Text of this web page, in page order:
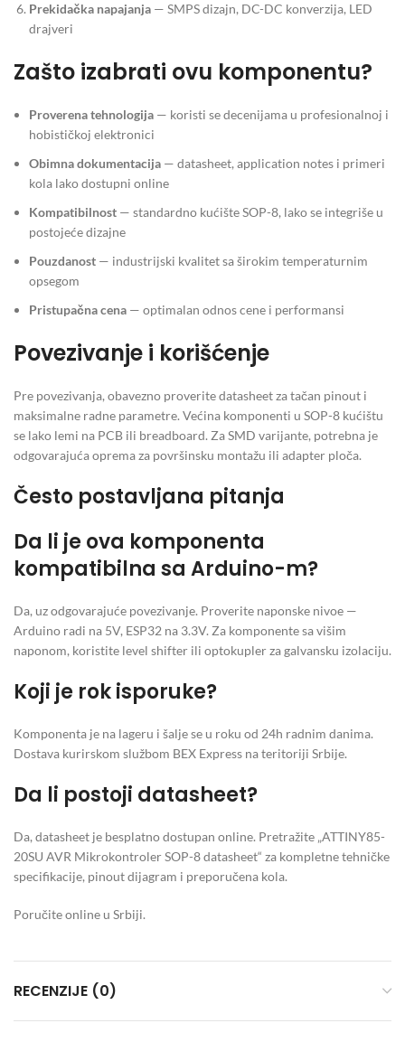
Prekidačka napajanja — SMPS dizajn, DC-DC konverzija, LED
drajveri
Zašto izabrati ovu komponentu?
Proverena tehnologija — koristi se decenijama u profesionalnoj i
hobističkoj elektronici
Obimna dokumentacija — datasheet, application notes i primeri
kola lako dostupni online
Kompatibilnost — standardno kućište SOP-8, lako se integriše u
postojeće dizajne
Pouzdanost — industrijski kvalitet sa širokim temperaturnim
opsegom
Pristupačna cena — optimalan odnos cene i performansi
Povezivanje i korišćenje
Pre povezivanja, obavezno proverite datasheet za tačan pinout i
maksimalne radne parametre. Većina komponenti u SOP-8 kućištu
se lako lemi na PCB ili breadboard. Za SMD varijante, potrebna je
odgovarajuća oprema za površinsku montažu ili adapter ploča.
Često postavljana pitanja
Da li je ova komponenta
kompatibilna sa Arduino-m?
Da, uz odgovarajuće povezivanje. Proverite naponske nivoe —
Arduino radi na 5V, ESP32 na 3.3V. Za komponente sa višim
naponom, koristite level shifter ili optokupler za galvansku izolaciju.
Koji je rok isporuke?
Komponenta je na lageru i šalje se u roku od 24h radnim danima.
Dostava kurirskom službom BEX Express na teritoriji Srbije.
Da li postoji datasheet?
Da, datasheet je besplatno dostupan online. Pretražite „ATTINY85-
20SU AVR Mikrokontroler SOP-8 datasheet“ za kompletne tehničke
specifikacije, pinout dijagram i preporučena kola.
Poručite online u Srbiji.
RECENZIJE (0)